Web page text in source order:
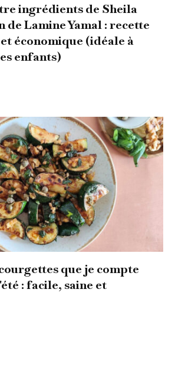
ingrédients de Sheila
de Lamine Yamal : recette
économique (idéale à
enfants)
que je compte
: facile, saine et